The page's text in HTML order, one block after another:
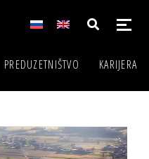
PREDUZETNIŠTVO KARIJERA